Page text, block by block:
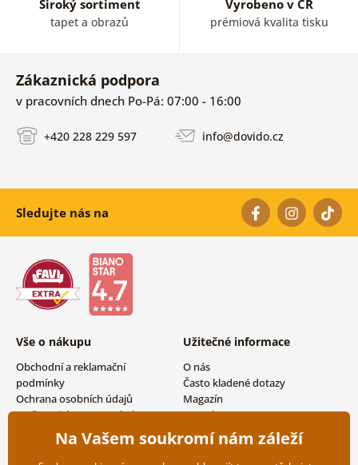
Široký sortiment
tapet a obrazů
Vyrobeno v ČR
prémiová kvalita tisku
Zákaznická podpora
v pracovních dnech Po-Pá: 07:00 - 16:00
+420 228 229 597 info@dovido.cz
Sledujte nás na
Vše o nákupu
Obchodní a reklamační
podmínky
Ochrana osobních údajů
Možnosti dopravy a platby
Vrácení zboží
Užitečné informace
O nás
Často kladené dotazy
Magazín
Kontakty
Velkoobchodní spolupráce
Na Vašem soukromí nám záleží